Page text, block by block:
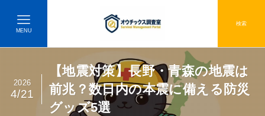
検索
MENU
【地震対策】長野・青森の地震は
前兆？数日内の本震に備える防災
グッズ5選
2026
4/21